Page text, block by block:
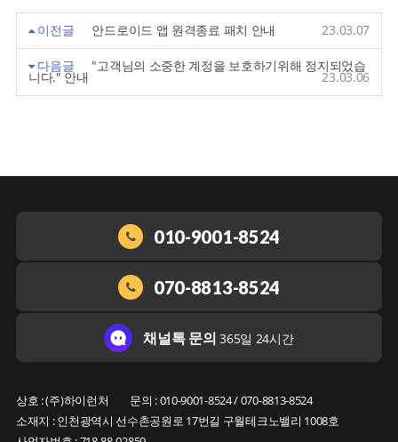
이전글 안드로이드 앱 원격종료 패치 안내 23.03.07
다음글 "고객님의 소중한 계정을 보호하기위해 정지되었습
니다." 안내 23.03.06
상호 : (주)하이런처
문의 : 010-9001-8524 / 070-8813-8524
소재지 : 인천광역시 선수촌공원로 17번길 구월테크노밸리 1008호
010-9001-8524
070-8813-8524
채널톡 문의365일 24시간